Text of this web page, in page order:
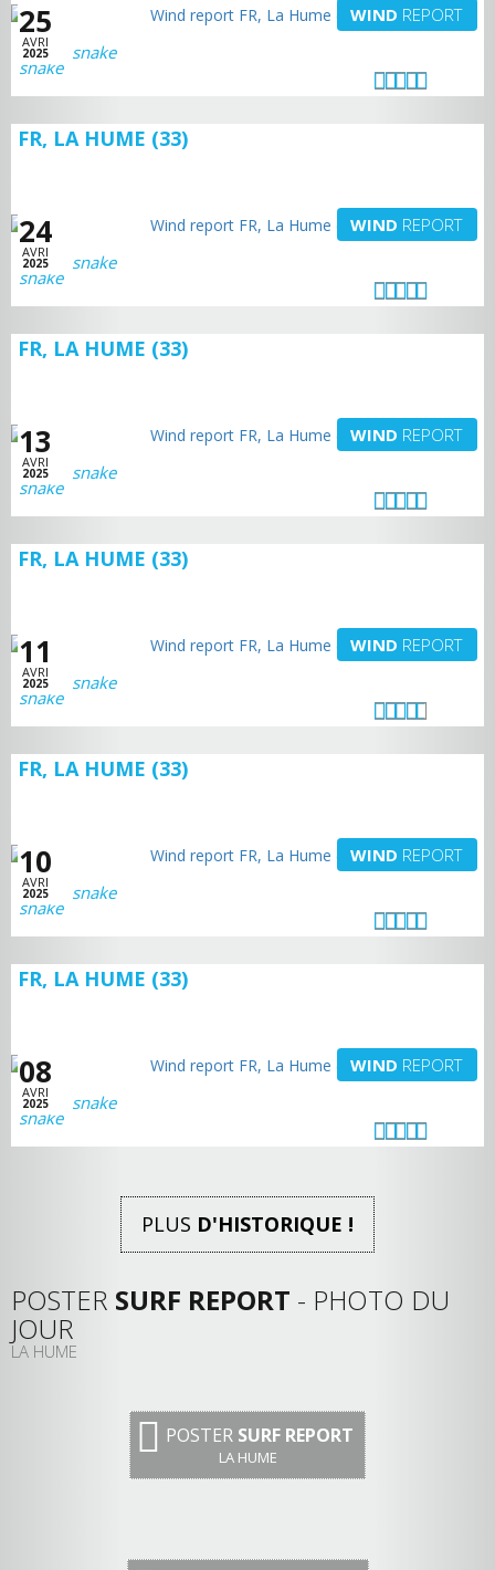
25
AVRI
2025
WIND REPORT
snake
FR, LA HUME (33)
24
AVRI
2025
WIND REPORT
snake
FR, LA HUME (33)
13
AVRI
2025
WIND REPORT
snake
FR, LA HUME (33)
11
AVRI
2025
WIND REPORT
snake
FR, LA HUME (33)
10
AVRI
2025
WIND REPORT
snake
FR, LA HUME (33)
08
AVRI
2025
WIND REPORT
snake
PLUS D'HISTORIQUE !
POSTER SURF REPORT - PHOTO DU
JOUR
LA HUME
POSTER SURF REPORT
LA HUME